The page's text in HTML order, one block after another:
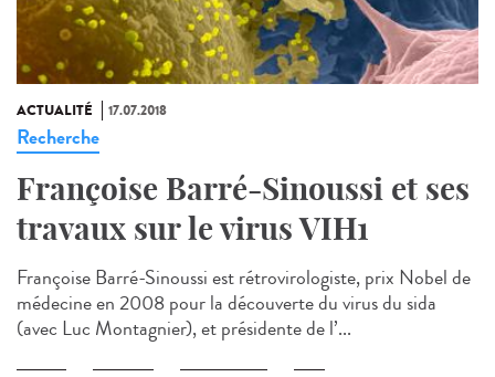
ACTUALITÉ 17.07.2018
Recherche
Françoise Barré-Sinoussi et ses
travaux sur le virus VIH1
Françoise Barré-Sinoussi est rétrovirologiste, prix Nobel de
médecine en 2008 pour la découverte du virus du sida
(avec Luc Montagnier), et présidente de l’...